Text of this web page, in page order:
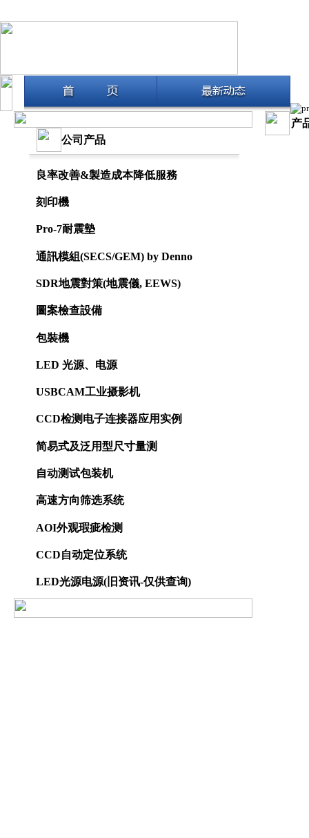
产
公司产品
良率改善&製造成本降低服務
刻印機
Pro-7耐震墊
通訊模組(SECS/GEM) by Denno
SDR地震對策(地震儀, EEWS)
圖案檢查設備
包裝機
LED 光源、电源
USBCAM工业摄影机
CCD检测电子连接器应用实例
简易式及泛用型尺寸量测
自动测试包装机
高速方向筛选系统
AOI外观瑕疵检测
CCD自动定位系统
LED光源电源(旧资讯-仅供查询)